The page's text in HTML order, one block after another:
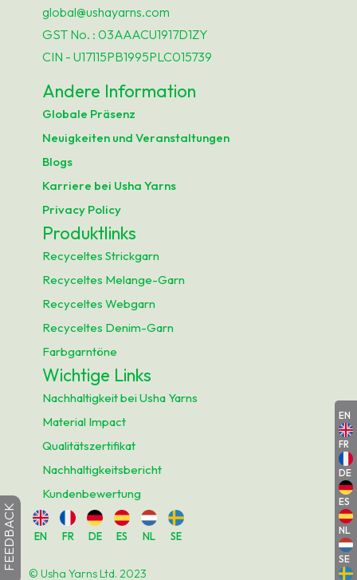
global@ushayarns.com
GST No. : 03AAACU1917D1ZY
CIN - U17115PB1995PLC015739
Andere Information
Globale Präsenz
Neuigkeiten und Veranstaltungen
Blogs
Karriere bei Usha Yarns
Privacy Policy
Produktlinks
Recyceltes Strickgarn
Recyceltes Melange-Garn
Recyceltes Webgarn
Recyceltes Denim-Garn
Farbgarntöne
Wichtige Links
Nachhaltigkeit bei Usha Yarns
Material Impact
Qualitätszertifikat
Nachhaltigkeitsbericht
Kundenbewertung
EN FR DE ES NL SE
© Usha Yarns Ltd. 2023
EN
FR
DE
ES
NL
SE
FEEDBACK